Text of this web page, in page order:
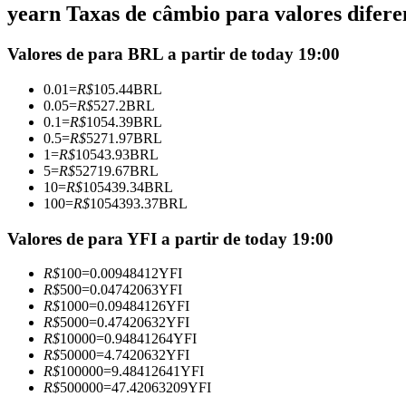
Futuros usando USDC como garantia
Copiar Trading
Junte-se aos principais traders
yearn Taxas de câmbio para valores
Valores de para BRL a partir de today 19:00
0.01=R$105.44BRL
0.05=R$527.2BRL
0.1=R$1054.39BRL
0.5=R$5271.97BRL
1=R$10543.93BRL
5=R$52719.67BRL
10=R$105439.34BRL
100=R$1054393.37BRL
Valores de para YFI a partir de today 19:00
R$100=0.00948412YFI
R$500=0.04742063YFI
R$1000=0.09484126YFI
R$5000=0.47420632YFI
R$10000=0.94841264YFI
R$50000=4.7420632YFI
R$100000=9.48412641YFI
R$500000=47.42063209YFI